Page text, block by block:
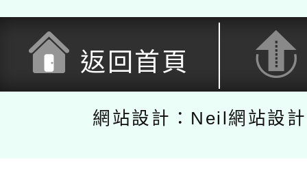
返回首頁
網站設計：Neil網站設